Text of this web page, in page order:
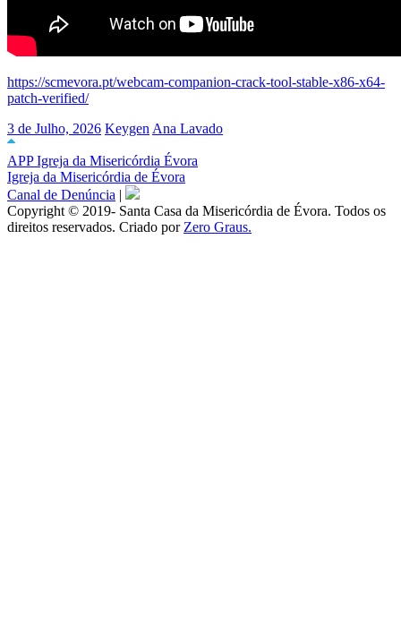
https://scmevora.pt/webcam-companion-crack-tool-stable-x86-x64-
patch-verified/
3 de Julho, 2026 KeygenAna Lavado
APP Igreja da Misericórdia Évora
Igreja da Misericórdia de Évora
Canal de Denúncia |
Copyright © 2019- Santa Casa da Misericórdia de Évora. Todos os
direitos reservados. Criado porZero Graus.